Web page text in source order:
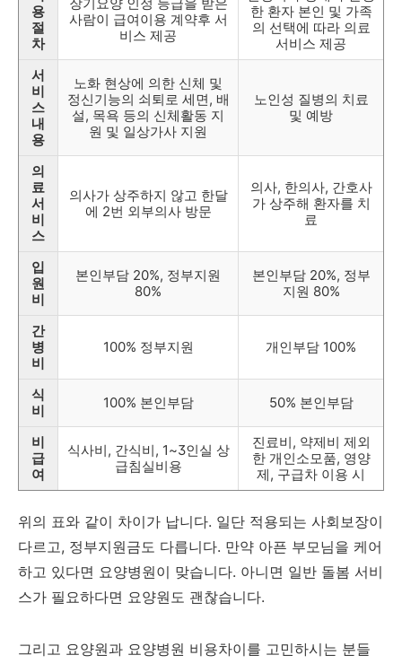
용
절
차
사람이 급여이용 계약후 서
비스 제공
한 환자 본인 및 가족
의 선택에 따라 의료
서비스 제공
서
비
스
내
용
노화 현상에 의한 신체 및
정신기능의 쇠퇴로 세면, 배
설, 목욕 등의 신체활동 지
원 및 일상가사 지원
노인성 질병의 치료
및 예방
의
료
서
비
스
의사가 상주하지 않고 한달
에 2번 외부의사 방문
의사, 한의사, 간호사
가 상주해 환자를 치
료
입
원
비
본인부담 20%, 정부지원
80%
본인부담 20%, 정부
지원 80%
간
병
비
100% 정부지원 개인부담 100%
식
비
100% 본인부담 50% 본인부담
비
급
여
식사비, 간식비, 1~3인실 상
급침실비용
진료비, 약제비 제외
한 개인소모품, 영양
제, 구급차 이용 시
위의 표와 같이 차이가 납니다. 일단 적용되는 사회보장이
다르고, 정부지원금도 다릅니다. 만약 아픈 부모님을 케어
하고 있다면 요양병원이 맞습니다. 아니면 일반 돌봄 서비
스가 필요하다면 요양원도 괜찮습니다.
그리고 요양원과 요양병원 비용차이를 고민하시는 분들